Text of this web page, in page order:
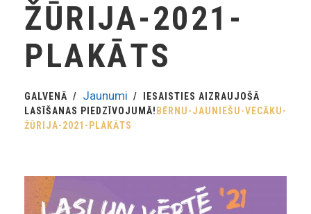
ŽŪRIJA-2021-
PLAKĀTS
GALVENĀ Jaunumi
IESAISTIES AIZRAUJOŠĀ
LASĪŠANAS PIEDZĪVOJUMĀ! BĒRNU-JAUNIEŠU-VECĀKU-
ŽŪRIJA-2021-PLAKĀTS